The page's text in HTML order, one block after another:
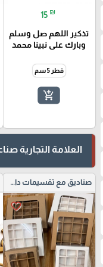
15 ₪
تذكير اللهم صل وسلم
وبارك على نبينا محمد
قطر 5 سم
add_shopping_cart
العلامة التجارية
صناديق مع تقسيمات داخلية
favorite_border